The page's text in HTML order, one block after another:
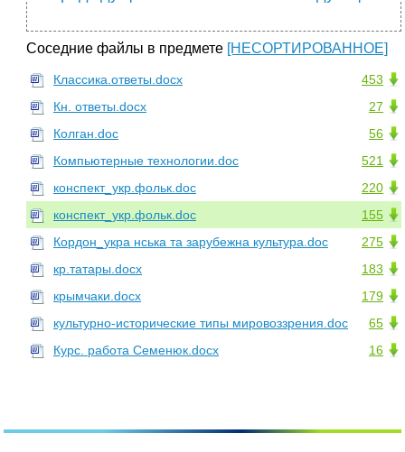
Соседние файлы в предмете [НЕСОРТИРОВАННОЕ]
453
Классика.ответы.docx
27
Кн. ответы.docx
56
Колган.doc
521
Компьютерные технологии.doc
220
конспект_укр.фольк.doc
155
конспект_укр.фольк.doc
275
Кордон_укра нська та зарубежна культура.doc
183
кр.татары.docx
179
крымчаки.docx
65
культурно-исторические типы мировоззрения.doc
16
Курс. работа Семенюк.docx